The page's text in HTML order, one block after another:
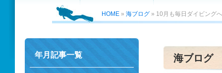
HOME » 海ブログ » 10月も毎日ダイビング
海ブログ
年月記事一覧